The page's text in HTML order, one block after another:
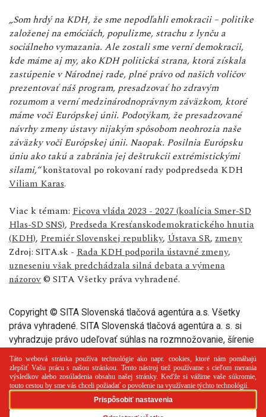
„Som hrdý na KDH, že sme nepodľahli emokracii – politike
založenej na emóciách, populizme, strachu z lynču a
sociálneho vymazania. Ale zostali sme verní demokracii,
kde máme aj my, ako KDH politická strana, ktorá získala
zastúpenie v Národnej rade, plné právo od našich voličov
prezentovať náš program, presadzovať ho zdravým
rozumom a verní medzinárodnoprávnym záväzkom, ktoré
máme voči Európskej únii. Podotýkam, že presadzované
návrhy zmeny ústavy nijakým spôsobom neohrozia naše
záväzky voči Európskej únii. Naopak. Posilnia Európsku
úniu ako takú a zabránia jej deštrukcii extrémistickými
silami,“konštatoval po rokovaní rady podpredseda KDH
Viliam Karas.
Viac k témam: Ficova vláda 2023 - 2027 (koalícia Smer-SD
Hlas-SD SNS), Predseda Kresťanskodemokratického hnutia
(KDH), Premiér Slovenskej republiky, Ústava SR, zmeny
Zdroj: SITA.sk - Rada KDH podporila ústavné zmeny,
uzneseniu však predchádzala silná debata a výmena
názorov© SITA Všetky práva vyhradené.
Copyright © SITA Slovenská tlačová agentúra a.s. Všetky
práva vyhradené. SITA Slovenská tlačová agentúra a. s. si
vyhradzuje právo udeľovať súhlas na rozmnožovanie, šírenie